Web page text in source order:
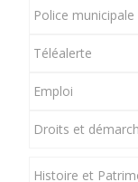
Police
Téléalerte
Emploi
Droits et
Histoire et